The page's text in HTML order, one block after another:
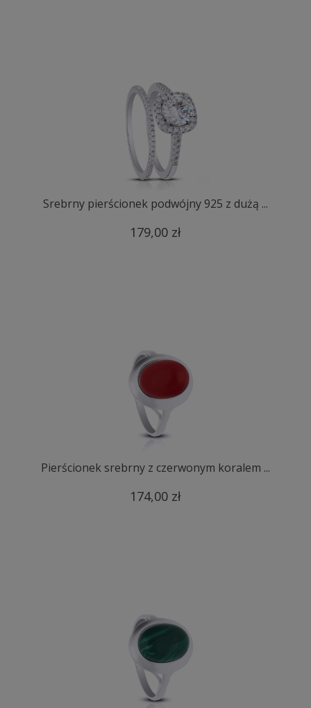
Srebrny pierścionek podwójny 925 z dużą ...
179,00 zł
Pierścionek srebrny z czerwonym koralem ...
174,00 zł